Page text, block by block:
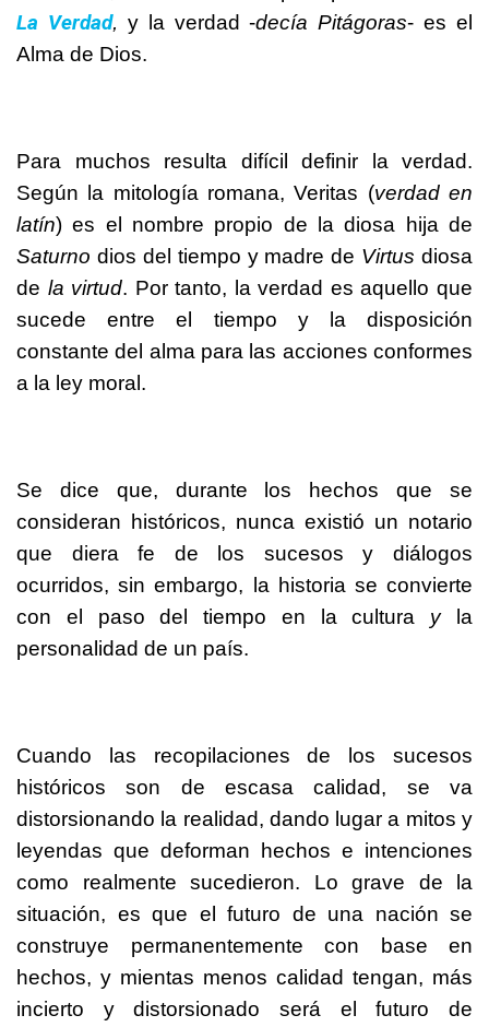
La Verdad, y la verdad -decía Pitágoras- es el
Alma de Dios.
Para muchos resulta difícil definir la verdad.
Según la mitología romana, Veritas (verdad en
latín) es el nombre propio de la diosa hija de
Saturno dios del tiempo y madre de Virtus diosa
de la virtud. Por tanto, la verdad es aquello que
sucede entre el tiempo y la disposición
constante del alma para las acciones conformes
a la ley moral.
Se dice que, durante los hechos que se
consideran históricos, nunca existió un notario
que diera fe de los sucesos y diálogos
ocurridos, sin embargo, la historia se convierte
con el paso del tiempo en la cultura y la
personalidad de un país.
Cuando las recopilaciones de los sucesos
históricos son de escasa calidad, se va
distorsionando la realidad, dando lugar a mitos y
leyendas que deforman hechos e intenciones
como realmente sucedieron. Lo grave de la
situación, es que el futuro de una nación se
construye permanentemente con base en
hechos, y mientas menos calidad tengan, más
incierto y distorsionado será el futuro de